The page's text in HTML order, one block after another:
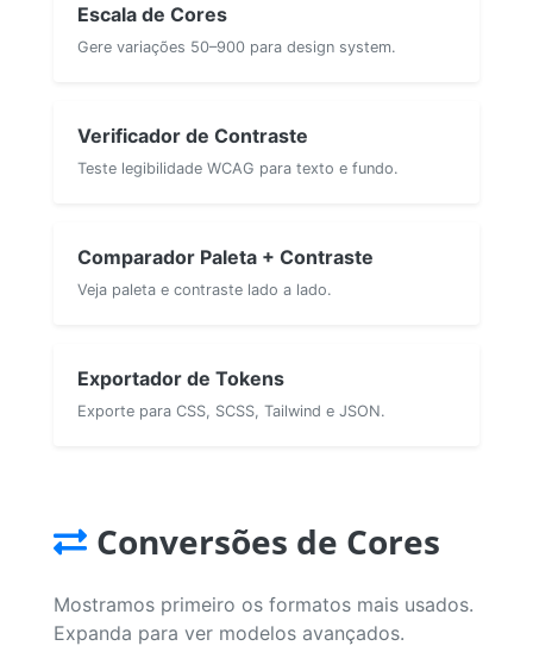
Escala de Cores
Gere variações 50–900 para design system.
Verificador de Contraste
Teste legibilidade WCAG para texto e fundo.
Comparador Paleta + Contraste
Veja paleta e contraste lado a lado.
Exportador de Tokens
Exporte para CSS, SCSS, Tailwind e JSON.
Conversões de Cores
Mostramos primeiro os formatos mais usados.
Expanda para ver modelos avançados.